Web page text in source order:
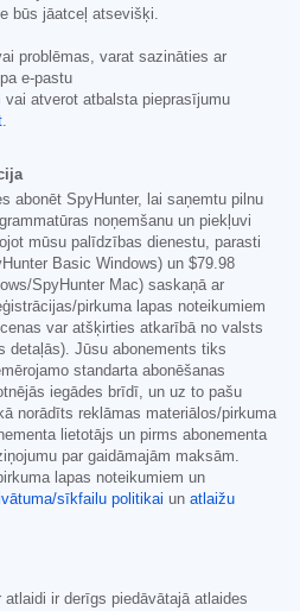
būs jāatceļ atsevišķi.
problēmas, varat sazināties ar
e-pastu
vai atverot atbalsta pieprasījumu
.
abonēt SpyHunter, lai saņemtu pilnu
noņemšanu un piekļuvi
mūsu palīdzības dienestu, parasti
Basic Windows) un $79.98
SpyHunter Mac) saskaņā ar
pirkuma lapas noteikumiem
var atšķirties atkarībā no valsts
detaļās). Jūsu abonements tiks
standarta abonēšanas
iegādes brīdī, un uz to pašu
norādīts reklāmas materiālos/pirkuma
lietotājs un pirms abonementa
par gaidāmajām maksām.
lapas noteikumiem un
sīkfailu politikai un atlaižu
ir derīgs piedāvātajā atlaides